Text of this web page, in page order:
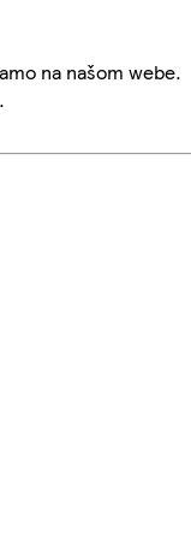
na našom webe.